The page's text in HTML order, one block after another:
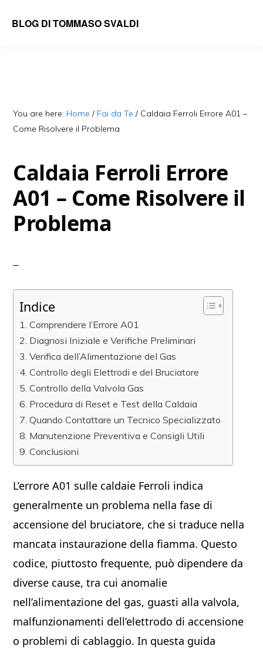
BLOG DI TOMMASO SVALDI
You are here: Home / Fai da Te / Caldaia Ferroli Errore A01 –
Come Risolvere il Problema​
Caldaia Ferroli Errore
A01 – Come Risolvere il
Problema​
Indice
Comprendere l’Errore A01
Diagnosi Iniziale e Verifiche Preliminari
Verifica dell’Alimentazione del Gas
Controllo degli Elettrodi e del Bruciatore
Controllo della Valvola Gas
Procedura di Reset e Test della Caldaia
Quando Contattare un Tecnico Specializzato
Manutenzione Preventiva e Consigli Utili
Conclusioni
L’errore A01 sulle caldaie Ferroli indica
generalmente un problema nella fase di
accensione del bruciatore, che si traduce nella
mancata instaurazione della fiamma. Questo
codice, piuttosto frequente, può dipendere da
diverse cause, tra cui anomalie
nell’alimentazione del gas, guasti alla valvola,
malfunzionamenti dell’elettrodo di accensione
o problemi di cablaggio. In questa guida